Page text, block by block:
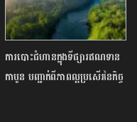
ការបោះជំហានក្នុងទីផ្សារឥណទាន
កាបូន បញ្ជាក់ពីភាពល្អប្រសើរនៃកិច្ច